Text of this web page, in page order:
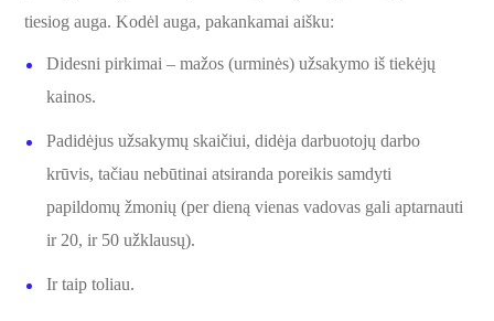
tiesiog auga. Kodėl auga, pakankamai aišku:
Didesni pirkimai – mažos (urminės) užsakymo iš tiekėjų
kainos.
Padidėjus užsakymų skaičiui, didėja darbuotojų darbo
krūvis, tačiau nebūtinai atsiranda poreikis samdyti
papildomų žmonių (per dieną vienas vadovas gali aptarnauti
ir 20, ir 50 užklausų).
Ir taip toliau.